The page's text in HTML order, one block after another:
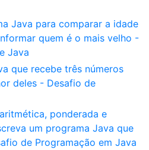
Java para comparar a idade
quem é o mais velho -
Java
que recebe três números
deles - Desafio de
ponderada e
um programa Java que
de Programação em Java